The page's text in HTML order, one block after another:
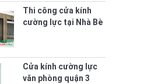
Thi công cửa kính
cường lực tại Nhà Bè
Cửa kính cường lực
văn phòng quận 3